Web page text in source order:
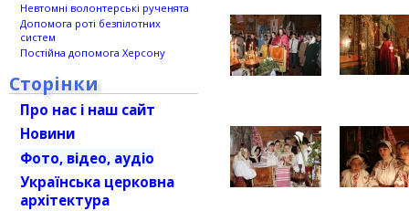
Невтомні волонтерські рученята
Допомога роті безпілотних
систем
Постійна допомога Херсону
Сторінки
Про нас і наш сайт
Новини
Фото, відео, аудіо
Українська церковна
архітектура